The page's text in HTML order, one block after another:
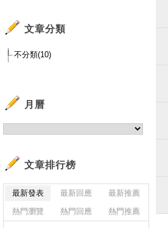
文章分類
不分類(10)
月曆
文章排行榜
最新發表 最新回應
最新推薦
熱門瀏覽
熱門回應 熱門推薦